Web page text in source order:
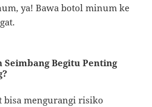
ya! Bawa botol minum ke
Seimbang Begitu Penting
bisa mengurangi risiko